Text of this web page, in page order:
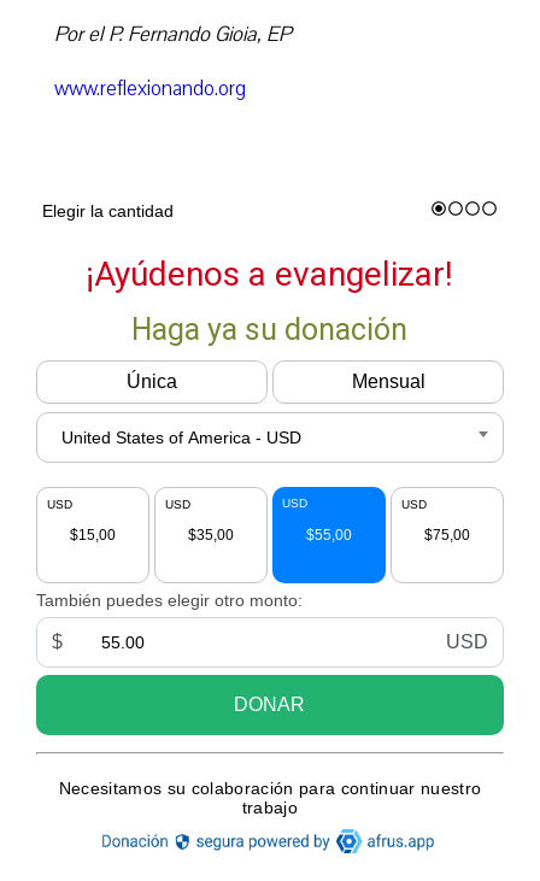
Por el P. Fernando Gioia, EP
www.reflexionando.org